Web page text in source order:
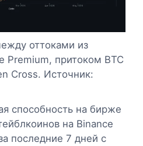
оттоками из
Premium, притоком BTC
Cross. Источник:
способность на бирже
на Binance
последние 7 дней с